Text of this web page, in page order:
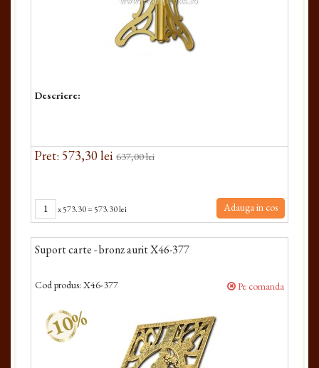
Descriere:
Pret: 573,30 lei 637,00 lei
x573.30= 573.30 lei Adauga in cos
Suport carte - bronz aurit X46-377
Cod produs: X46-377 Pe comanda
-10%